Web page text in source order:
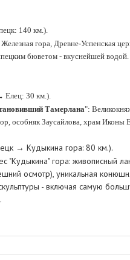
140 км.).
гора, Древне-Успенская
бюветом - вкуснейшей
Елец: 30 км.).
Тамерлана":
особняк Заусайлова, храм
→ Кудыкина гора: 80 км.).
"Кудыкина" гора: живописный
осмотр), уникальная
- включая самую